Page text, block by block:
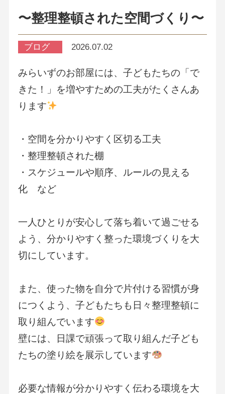
〜整理整頓された空間づくり〜
ブログ 2026.07.02
みらいずのお部屋には、子どもたちの「で
きた！」を増やすための工夫がたくさんあ
ります
・空間を分かりやすく区切る工夫
・整理整頓された棚
・スケジュールや順序、ルールの見える
化 など
一人ひとりが安心して落ち着いて過ごせる
よう、分かりやすく整った環境づくりを大
切にしています。
また、使った物を自分で片付ける習慣が身
につくよう、子どもたちも日々整理整頓に
取り組んでいます
壁には、日課で頑張って取り組んだ子ども
たちの塗り絵を展示しています
必要な情報が分かりやすく伝わる環境を大